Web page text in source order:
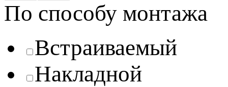
По способу монтажа
Встраиваемый
Накладной